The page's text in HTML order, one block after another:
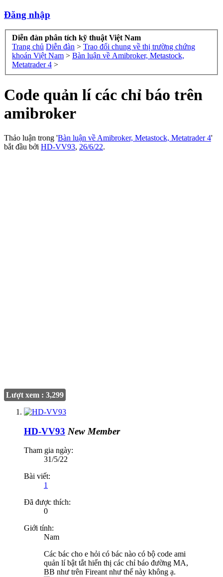
Đăng nhập
Diễn đàn phân tích kỹ thuật Việt Nam
Trang chủ Diễn đàn > Trao đổi chung về thị trường chứng
khoán Việt Nam > Bàn luận về Amibroker, Metastock,
Metatrader 4 >
Code quản lí các chỉ báo trên
amibroker
Thảo luận trong 'Bàn luận về Amibroker, Metastock, Metatrader 4'
bắt đầu bởi HD-VV93, 26/6/22.
Lượt xem : 3,299
HD-VV93 New Member
Tham gia ngày:
31/5/22
Bài viết:
1
Đã được thích:
0
Giới tính:
Nam
Các bác cho e hỏi có bác nào có bộ code ami
quản lí bật tắt hiển thị các chỉ báo đường MA,
BB như trên Fireant như thế này không ạ.